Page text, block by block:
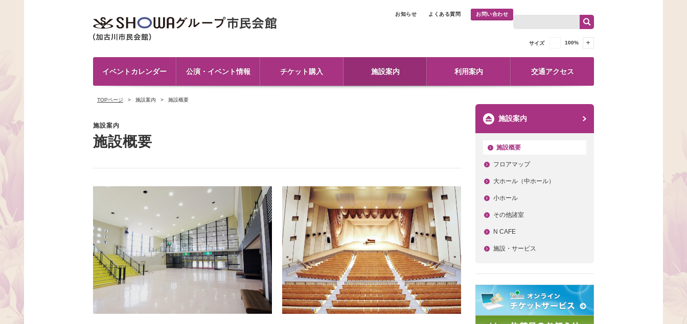
お知らせ よくある質問 お問い合わせ
サイズ 100%
イベントカレンダー 公演・イベント情報 チケット購入 施設案内 利用案内 交通アクセス
TOPページ 施設案内 施設概要
施設案内
施設概要
施設案内
施設概要
フロアマップ
大ホール（中ホール）
小ホール
その他諸室
N CAFE
施設・サービス